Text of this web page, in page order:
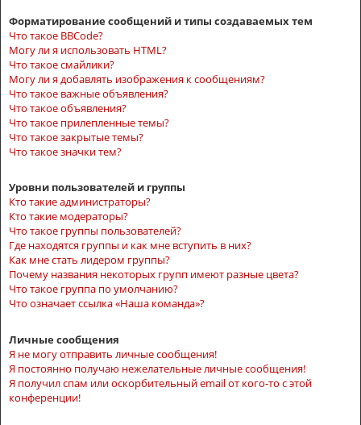
Форматирование сообщений и типы создаваемых тем
Что такое BBCode?
Могу ли я использовать HTML?
Что такое смайлики?
Могу ли я добавлять изображения к сообщениям?
Что такое важные объявления?
Что такое объявления?
Что такое прилепленные темы?
Что такое закрытые темы?
Что такое значки тем?
Уровни пользователей и группы
Кто такие администраторы?
Кто такие модераторы?
Что такое группы пользователей?
Где находятся группы и как мне вступить в них?
Как мне стать лидером группы?
Почему названия некоторых групп имеют разные цвета?
Что такое группа по умолчанию?
Что означает ссылка «Наша команда»?
Личные сообщения
Я не могу отправить личные сообщения!
Я постоянно получаю нежелательные личные сообщения!
Я получил спам или оскорбительный email от кого-то с этой
конференции!